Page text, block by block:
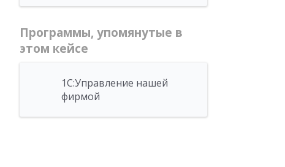
Программы, упомянутые в
этом кейсе
1С:Управление нашей
фирмой